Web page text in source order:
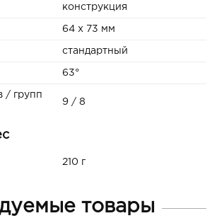
конструкция
64 х 73 мм
стандартный
63°
/ групп
9 / 8
210 г
товары